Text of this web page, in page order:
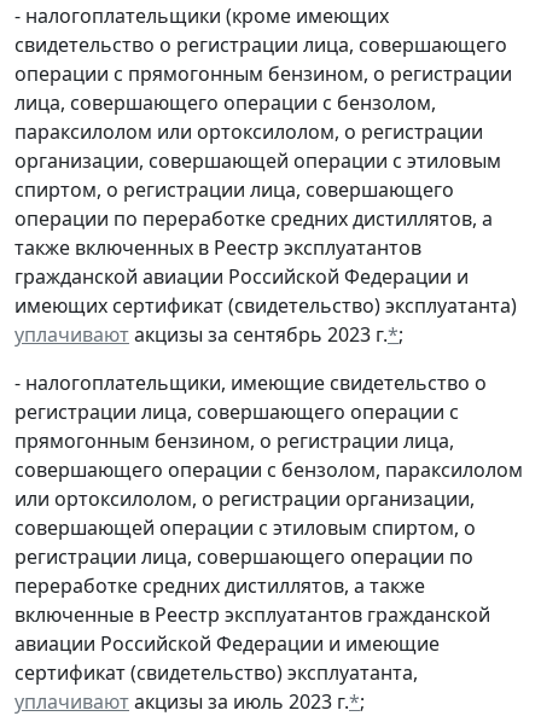
- налогоплательщики (кроме имеющих
свидетельство о регистрации лица, совершающего
операции с прямогонным бензином, о регистрации
лица, совершающего операции с бензолом,
параксилолом или ортоксилолом, о регистрации
организации, совершающей операции с этиловым
спиртом, о регистрации лица, совершающего
операции по переработке средних дистиллятов, а
также включенных в Реестр эксплуатантов
гражданской авиации Российской Федерации и
имеющих сертификат (свидетельство) эксплуатанта)
уплачиваютакцизы за сентябрь 2023 г.*;
- налогоплательщики, имеющие свидетельство о
регистрации лица, совершающего операции с
прямогонным бензином, о регистрации лица,
совершающего операции с бензолом, параксилолом
или ортоксилолом, о регистрации организации,
совершающей операции с этиловым спиртом, о
регистрации лица, совершающего операции по
переработке средних дистиллятов, а также
включенные в Реестр эксплуатантов гражданской
авиации Российской Федерации и имеющие
сертификат (свидетельство) эксплуатанта,
уплачиваютакцизы за июль 2023 г.*;